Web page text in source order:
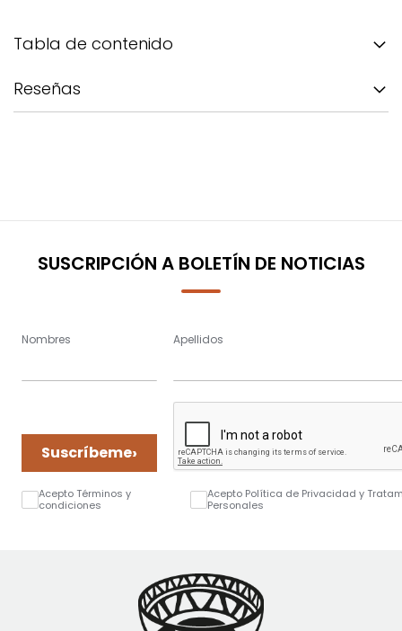
Tabla de contenido
Reseñas
SUSCRIPCIÓN A BOLETÍN DE NOTICIAS
Nombres Apellidos
Suscríbeme›
Acepto Términos y
condiciones
Acepto Política de Privacidad y
Personales